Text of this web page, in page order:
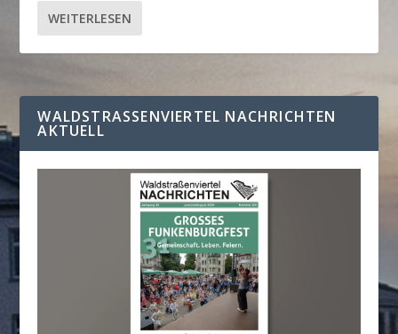
WEITERLESEN
WALDSTRASSENVIERTEL NACHRICHTEN A
KTUELL